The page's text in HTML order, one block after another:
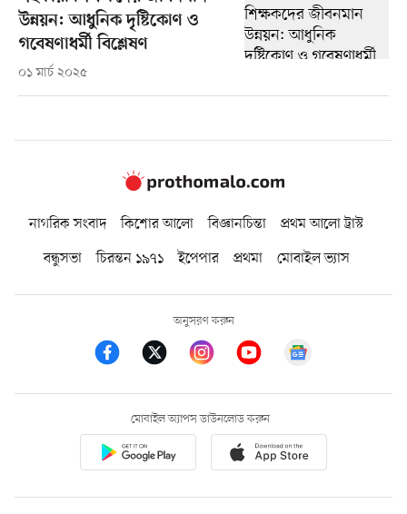
উন্নয়ন: আধুনিক দৃষ্টিকোণ ও
গবেষণাধর্মী বিশ্লেষণ
০১ মার্চ ২০২৫
নাগরিক সংবাদ কিশোর আলো বিজ্ঞানচিন্তা
প্রথম আলো ট্রাস্ট
বন্ধুসভা
চিরন্তন ১৯৭১ ইপেপার প্রথমা মোবাইল ভ্যাস
অনুসরণ করুন
মোবাইল অ্যাপস ডাউনলোড করুন